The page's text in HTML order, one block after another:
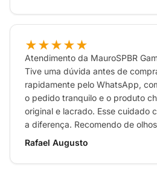
★★★★★
Atendimento da MauroSPBR
Tive uma dúvida antes de
rapidamente pelo WhatsApp,
o pedido tranquilo e o produto
original e lacrado. Esse cuidado
a diferença. Recomendo de
Rafael Augusto